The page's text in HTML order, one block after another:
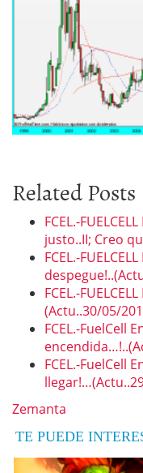
Related Posts
FCEL.-
justo..II; Creo
FCEL.-
FCEL.-
(Actu..30/05/
FCEL.-FuelCell
FCEL.-FuelCell
Zemanta
TE PUEDE